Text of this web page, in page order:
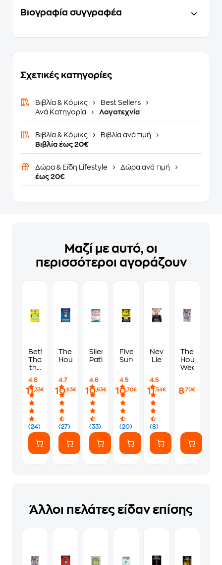
Βιογραφία συγγραφέα
Σχετικές κατηγορίες
Βιβλία & Κόμικς
Best Sellers
Ανά Κατηγορία
Λογοτεχνία
Βιβλία & Κόμικς
Βιβλία ανά τιμή
Βιβλία έως 20€
Δώρα & Είδη Lifestyle
Δώρα ανά τιμή
έως 20€
Μαζί με αυτό, οι
περισσότεροι αγοράζουν
Better
Than
the
4.8
(24)
11,33€
The
Housemaid
4.7
(27)
10,63€
Silent
Patient
4.6
(33)
10,63€
Five
Survive
4.5
(20)
10,70€
Never
Lie
4.5
(8)
11,54€
The
Wedding
8,70€
Άλλοι πελάτες είδαν επίσης